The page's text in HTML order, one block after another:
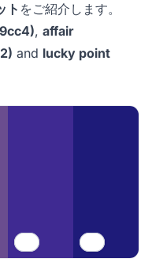
ト をご紹介します。
, affair
and lucky point